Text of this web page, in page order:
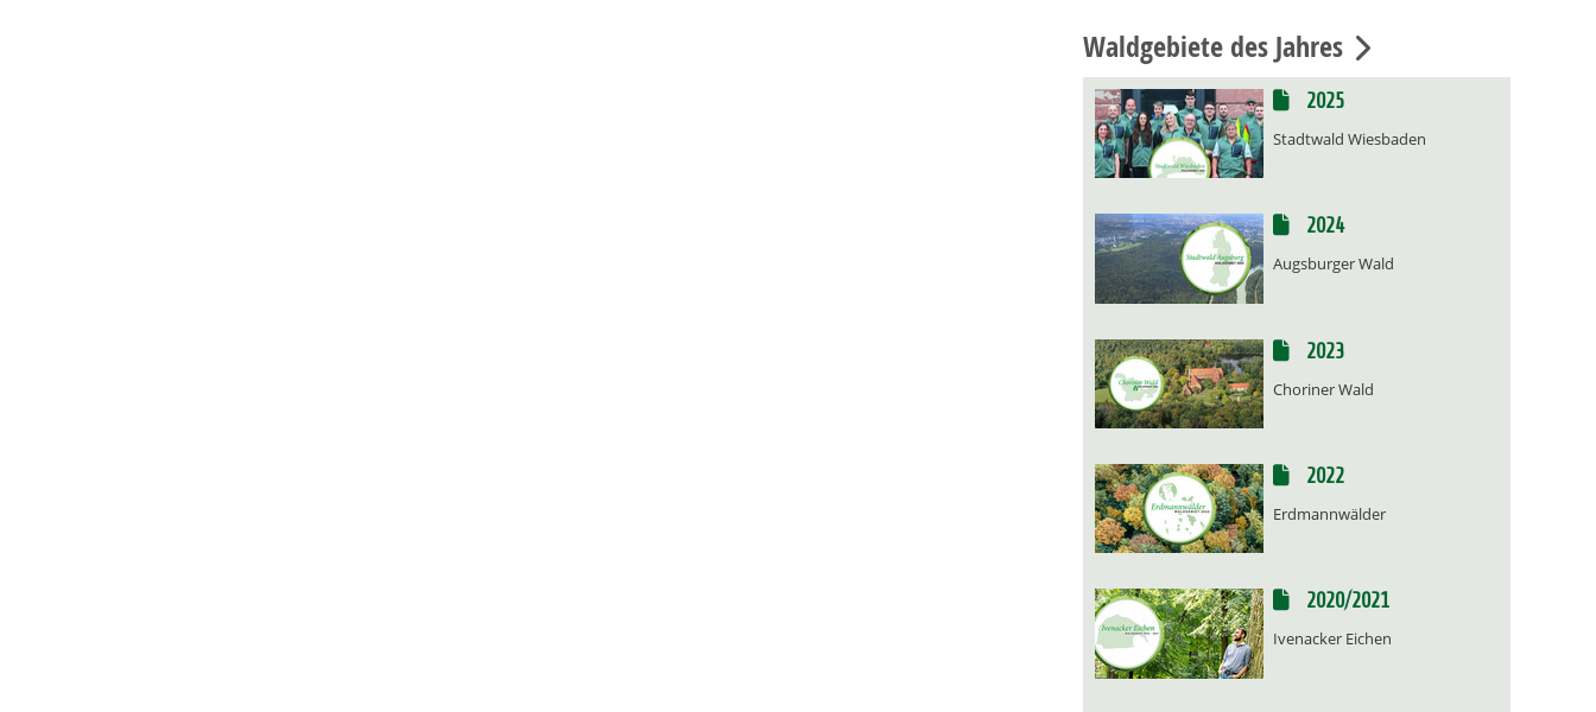
Waldgebiete des Jahres
2025
Stadtwald Wiesbaden
2024
Augsburger Wald
2023
Choriner Wald
2022
Erdmannwälder
2020/2021
Ivenacker Eichen